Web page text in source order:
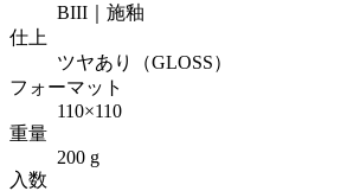
BIII｜施釉
仕上
ツヤあり（GLOSS）
フォーマット
110×110
重量
200 g
入数